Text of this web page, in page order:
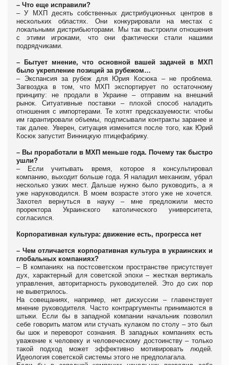
– Что еще исправили?
– У МХП десять собственных дистрибуционных центров в
нескольких областях. Они конкурировали на местах с
локальными дистрибьюторами. Мы так выстроили отношения
с этими игроками, что они фактически стали нашими
подрядчиками.
– Бытует мнение, что основной вашей задачей в МХП
было укрепление позиций за рубежом…
– Экспансия за рубеж для Юрия Косюка – не проблема.
Загвоздка в том, что МХП экспортирует по остаточному
принципу: не продали в Украине – отправим на внешний
рынок. Ситуативные поставки – плохой способ наладить
отношения с импортерами. Те хотят предсказуемости: чтобы
им гарантировали объемы, подписывали контракты заранее и
так далее. Уверен, ситуация изменится после того, как Юрий
Косюк запустит Винницкую птицефабрику.
– Вы проработали в МХП меньше года. Почему так быстро
ушли?
– Если учитывать время, которое я консультировал
компанию, выходит больше года. Я наладил механизм, убрал
несколько узких мест. Дальше нужно было руководить, а я
уже наруководился. В моем возрасте этого уже не хочется.
Захотел вернуться в науку – мне предложили место
проректора Украинского католического университета,
согласился.
Корпоративная культура: движение есть, прогресса нет
– Чем отличается корпоративная культура в украинских и
глобальных компаниях?
– В компаниях на постсоветском пространстве присутствует
дух, характерный для советской эпохи – жесткая вертикаль
управления, авторитарность руководителей. Это до сих пор
не выветрилось.
На совещаниях, например, нет дискуссии – главенствует
мнение руководителя. Часто контраргументы принимаются в
штыки. Если бы в западной компании начальник позволил
себе говорить матом или стучать кулаком по столу – это был
бы шок и переворот сознания. В западных компаниях есть
уважение к человеку и человеческому достоинству – только
такой подход может эффективно мотивировать людей.
Идеология советской системы этого не предполагала.